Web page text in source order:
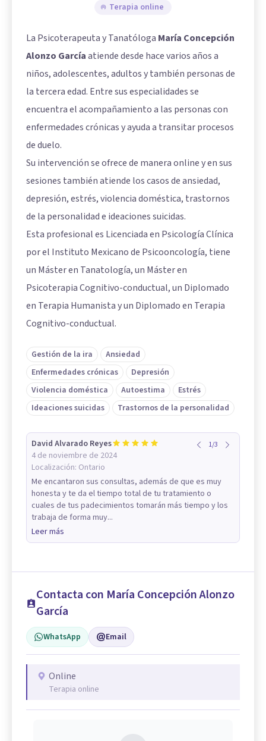
Terapia online
La Psicoterapeuta y Tanatóloga María Concepción
Alonzo Garcíaatiende desde hace varios años a
niños, adolescentes, adultos y también personas de
la tercera edad. Entre sus especialidades se
encuentra el acompañamiento a las personas con
enfermedades crónicas y ayuda a transitar procesos
de duelo.
Su intervención se ofrece de manera online y en sus
sesiones también atiende los casos de ansiedad,
depresión, estrés, violencia doméstica, trastornos
de la personalidad e ideaciones suicidas.
Esta profesional es Licenciada en Psicología Clínica
por el Instituto Mexicano de Psicooncología, tiene
un Máster en Tanatología, un Máster en
Psicoterapia Cognitivo-conductual, un Diplomado
en Terapia Humanista y un Diplomado en Terapia
Cognitivo-conductual.
Gestión de la ira
Ansiedad
Enfermedades crónicas
Depresión
Violencia doméstica
Autoestima
Estrés
Ideaciones suicidas
Trastornos de la personalidad
David Alvarado Reyes
4 de noviembre de 2024
Localización: Ontario
1/3
Me encantaron sus consultas, además de que es muy
honesta y te da el tiempo total de tu tratamiento o
cuales de tus padecimientos tomarán más tiempo y los
trabaja de forma muy...
Leer más
Contacta con María Concepción Alonzo
García
WhatsApp Email
Online
Terapia online